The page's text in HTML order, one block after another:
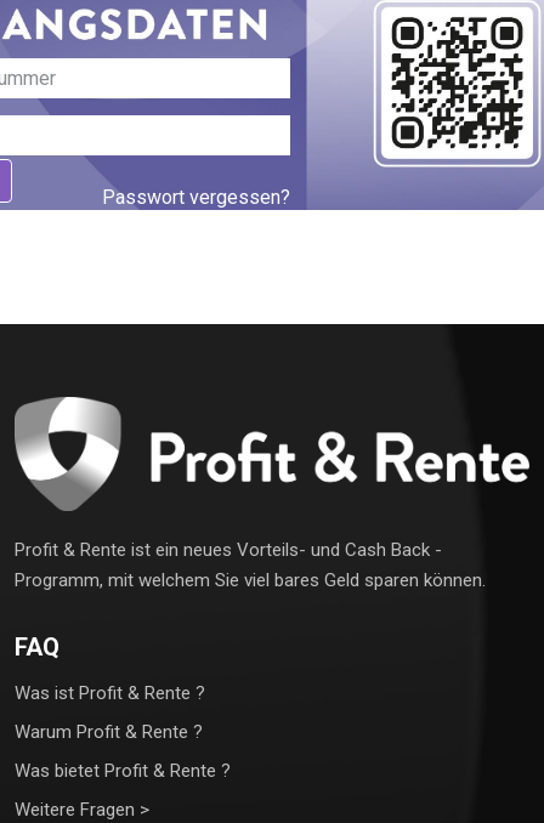
Passwort vergessen?
Profit & Rente ist ein neues Vorteils- und Cash Back -
Programm, mit welchem Sie viel bares Geld sparen können.
FAQ
Was ist Profit & Rente ?
Warum Profit & Rente ?
Was bietet Profit & Rente ?
Weitere Fragen >